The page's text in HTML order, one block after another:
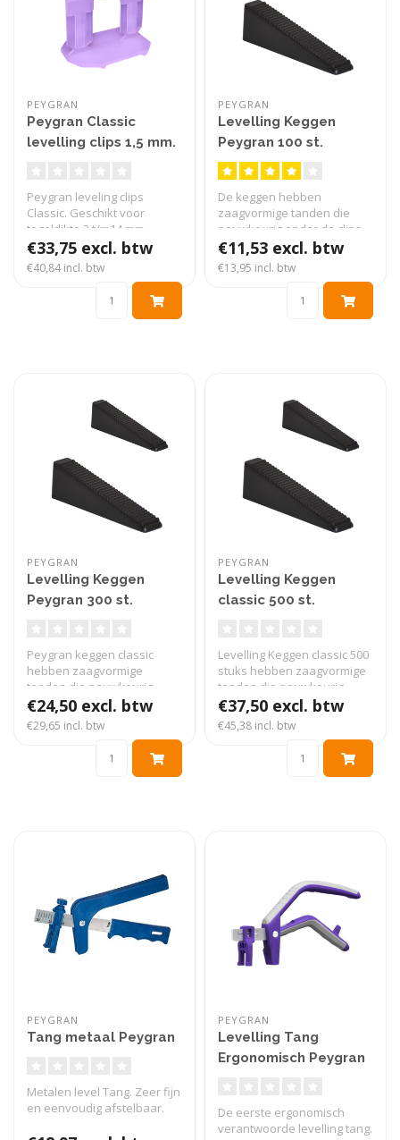
PEYGRAN
Peygran Classic
levelling clips 1,5 mm.
Peygran leveling clips
Classic. Geschikt voor
tegeldikte 3 t/m14 mm.
Verpakt per..
€33,75 excl. btw
€40,84 incl. btw
PEYGRAN
Levelling Keggen
Peygran 100 st.
De keggen hebben
zaagvormige tanden die
nauwkeurig onder de clips
worden geplaat..
€11,53 excl. btw
€13,95 incl. btw
PEYGRAN
Levelling Keggen
Peygran 300 st.
Peygran keggen classic
hebben zaagvormige
tanden die nauwkeurig
onder de clips w..
€24,50 excl. btw
€29,65 incl. btw
PEYGRAN
Levelling Keggen
classic 500 st.
Levelling Keggen classic 500
stuks hebben zaagvormige
tanden die nauwkeurig
onde..
€37,50 excl. btw
€45,38 incl. btw
PEYGRAN
Tang metaal Peygran
Metalen level Tang. Zeer fijn
en eenvoudig afstelbaar.
PEYGRAN
Levelling Tang
Ergonomisch Peygran
De eerste ergonomisch
verantwoorde levelling tang.